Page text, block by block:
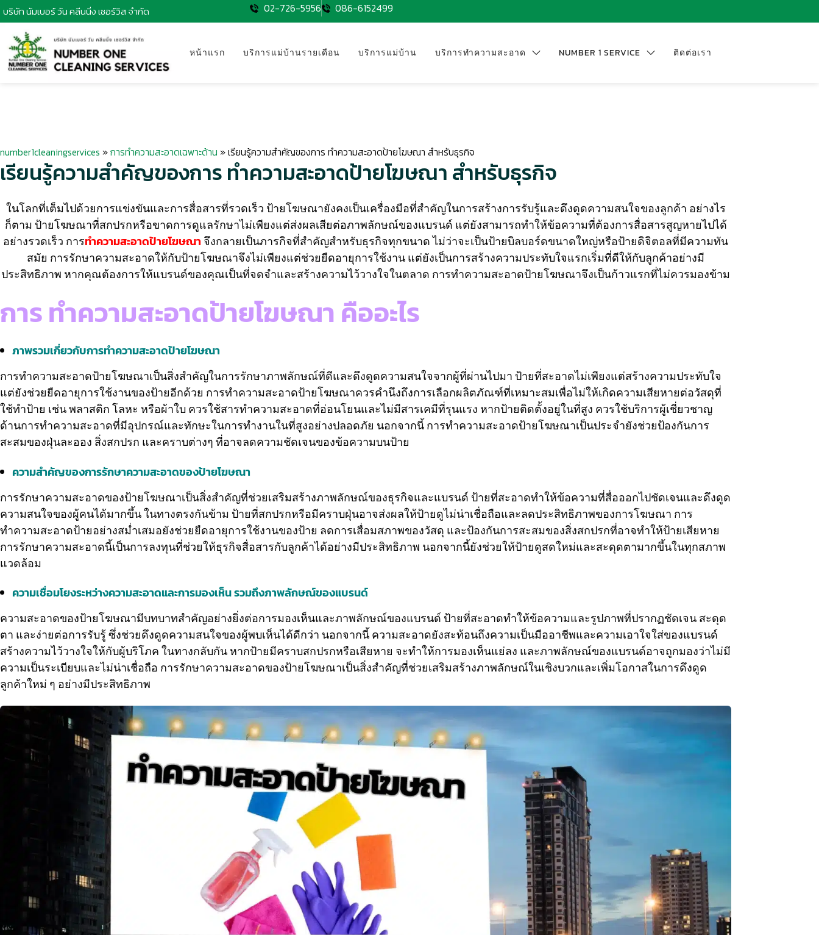
บริษัท นัมเบอร์ วัน คลีนนิ่ง เซอร์วิส จำกัด 02-726-5956 086-6152499
หน้าแรก บริการแม่บ้านรายเดือน บริการแม่บ้าน บริการทำความสะอาด NUMBER 1 SERVICE ติดต่อเรา
number1cleaningservices »การทำความสะอาดเฉพาะด้าน »เรียนรู้ความสำคัญของการ ทำความสะอาดป้ายโฆษณา สำหรับธุรกิจ
เรียนรู้ความสำคัญของการ ทำความสะอาดป้ายโฆษณา สำหรับธุรกิจ
ในโลกที่เต็มไปด้วยการแข่งขันและการสื่อสารที่รวดเร็ว ป้ายโฆษณายังคงเป็นเครื่องมือที่สำคัญในการสร้างการรับรู้และดึงดูดความสนใจของลูกค้า อย่างไร
ก็ตาม ป้ายโฆษณาที่สกปรกหรือขาดการดูแลรักษาไม่เพียงแต่ส่งผลเสียต่อภาพลักษณ์ของแบรนด์ แต่ยังสามารถทำให้ข้อความที่ต้องการสื่อสารสูญหายไปได้
อย่างรวดเร็ว การทำความสะอาดป้ายโฆษณา จึงกลายเป็นภารกิจที่สำคัญสำหรับธุรกิจทุกขนาด ไม่ว่าจะเป็นป้ายบิลบอร์ดขนาดใหญ่หรือป้ายดิจิตอลที่มีความทัน
สมัย การรักษาความสะอาดให้กับป้ายโฆษณาจึงไม่เพียงแต่ช่วยยืดอายุการใช้งาน แต่ยังเป็นการสร้างความประทับใจแรกเริ่มที่ดีให้กับลูกค้าอย่างมี
ประสิทธิภาพ หากคุณต้องการให้แบรนด์ของคุณเป็นที่จดจำและสร้างความไว้วางใจในตลาด การทำความสะอาดป้ายโฆษณาจึงเป็นก้าวแรกที่ไม่ควรมองข้าม
การ ทำความสะอาดป้ายโฆษณา คืออะไร
ภาพรวมเกี่ยวกับการทำความสะอาดป้ายโฆษณา
การทำความสะอาดป้ายโฆษณาเป็นสิ่งสำคัญในการรักษาภาพลักษณ์ที่ดีและดึงดูดความสนใจจากผู้ที่ผ่านไปมา ป้ายที่สะอาดไม่เพียงแต่สร้างความประทับใจ
แต่ยังช่วยยืดอายุการใช้งานของป้ายอีกด้วย การทำความสะอาดป้ายโฆษณาควรคำนึงถึงการเลือกผลิตภัณฑ์ที่เหมาะสมเพื่อไม่ให้เกิดความเสียหายต่อวัสดุที่
ใช้ทำป้าย เช่น พลาสติก โลหะ หรือผ้าใบ ควรใช้สารทำความสะอาดที่อ่อนโยนและไม่มีสารเคมีที่รุนแรง หากป้ายติดตั้งอยู่ในที่สูง ควรใช้บริการผู้เชี่ยวชาญ
ด้านการทำความสะอาดที่มีอุปกรณ์และทักษะในการทำงานในที่สูงอย่างปลอดภัย นอกจากนี้ การทำความสะอาดป้ายโฆษณาเป็นประจำยังช่วยป้องกันการ
สะสมของฝุ่นละออง สิ่งสกปรก และคราบต่างๆ ที่อาจลดความชัดเจนของข้อความบนป้าย
ความสำคัญของการรักษาความสะอาดของป้ายโฆษณา
การรักษาความสะอาดของป้ายโฆษณาเป็นสิ่งสำคัญที่ช่วยเสริมสร้างภาพลักษณ์ของธุรกิจและแบรนด์ ป้ายที่สะอาดทำให้ข้อความที่สื่อออกไปชัดเจนและดึงดูด
ความสนใจของผู้คนได้มากขึ้น ในทางตรงกันข้าม ป้ายที่สกปรกหรือมีคราบฝุ่นอาจส่งผลให้ป้ายดูไม่น่าเชื่อถือและลดประสิทธิภาพของการโฆษณา การ
ทำความสะอาดป้ายอย่างสม่ำเสมอยังช่วยยืดอายุการใช้งานของป้าย ลดการเสื่อมสภาพของวัสดุ และป้องกันการสะสมของสิ่งสกปรกที่อาจทำให้ป้ายเสียหาย
การรักษาความสะอาดนี้เป็นการลงทุนที่ช่วยให้ธุรกิจสื่อสารกับลูกค้าได้อย่างมีประสิทธิภาพ นอกจากนี้ยังช่วยให้ป้ายดูสดใหม่และสะดุดตามากขึ้นในทุกสภาพ
แวดล้อม
ความเชื่อมโยงระหว่างความสะอาดและการมองเห็น รวมถึงภาพลักษณ์ของแบรนด์
ความสะอาดของป้ายโฆษณามีบทบาทสำคัญอย่างยิ่งต่อการมองเห็นและภาพลักษณ์ของแบรนด์ ป้ายที่สะอาดทำให้ข้อความและรูปภาพที่ปรากฏชัดเจน สะดุด
ตา และง่ายต่อการรับรู้ ซึ่งช่วยดึงดูดความสนใจของผู้พบเห็นได้ดีกว่า นอกจากนี้ ความสะอาดยังสะท้อนถึงความเป็นมืออาชีพและความเอาใจใส่ของแบรนด์
สร้างความไว้วางใจให้กับผู้บริโภค ในทางกลับกัน หากป้ายมีคราบสกปรกหรือเสียหาย จะทำให้การมองเห็นแย่ลง และภาพลักษณ์ของแบรนด์อาจถูกมองว่าไม่มี
ความเป็นระเบียบและไม่น่าเชื่อถือ การรักษาความสะอาดของป้ายโฆษณาเป็นสิ่งสำคัญที่ช่วยเสริมสร้างภาพลักษณ์ในเชิงบวกและเพิ่มโอกาสในการดึงดูด
ลูกค้าใหม่ ๆ อย่างมีประสิทธิภาพ